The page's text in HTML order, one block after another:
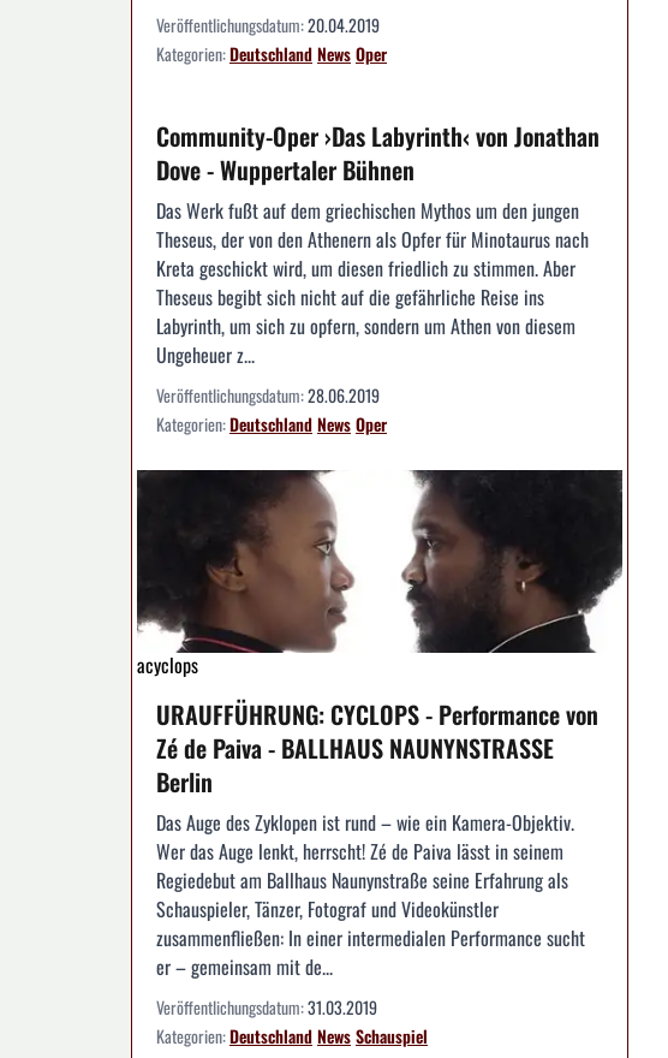
Veröffentlichungsdatum:20.04.2019
Kategorien:DeutschlandNewsOper
Community-Oper ›Das Labyrinth‹ von Jonathan
Dove - Wuppertaler Bühnen
Das Werk fußt auf dem griechischen Mythos um den jungen
Theseus, der von den Athenern als Opfer für Minotaurus nach
Kreta geschickt wird, um diesen friedlich zu stimmen. Aber
Theseus begibt sich nicht auf die gefährliche Reise ins
Labyrinth, um sich zu opfern, sondern um Athen von diesem
Ungeheuer z...
Veröffentlichungsdatum:28.06.2019
Kategorien:DeutschlandNewsOper
acyclops
URAUFFÜHRUNG: CYCLOPS - Performance von
Zé de Paiva - BALLHAUS NAUNYNSTRASSE
Berlin
Das Auge des Zyklopen ist rund – wie ein Kamera-Objektiv.
Wer das Auge lenkt, herrscht! Zé de Paiva lässt in seinem
Regiedebut am Ballhaus Naunynstraße seine Erfahrung als
Schauspieler, Tänzer, Fotograf und Videokünstler
zusammenfließen: In einer intermedialen Performance sucht
er – gemeinsam mit de...
Veröffentlichungsdatum:31.03.2019
Kategorien:DeutschlandNewsSchauspiel